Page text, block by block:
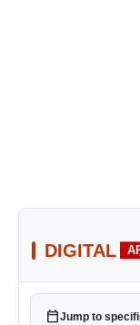
DIGITAL
calendar_todayJump to